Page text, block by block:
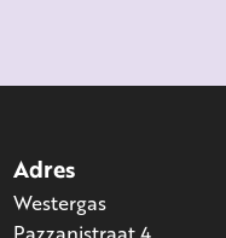
Adres
Westergas
Pazzanistraat 4